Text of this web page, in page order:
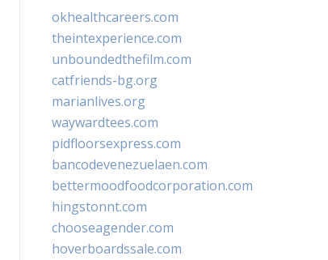
okhealthcareers.com
theintexperience.com
unboundedthefilm.com
catfriends-bg.org
marianlives.org
waywardtees.com
pidfloorsexpress.com
bancodevenezuelaen.com
bettermoodfoodcorporation.com
hingstonnt.com
chooseagender.com
hoverboardssale.com